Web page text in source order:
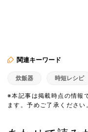
関連キーワード
炊飯器 時短レシピ
※本記事は掲載時点の情報
ます。予めご了承ください